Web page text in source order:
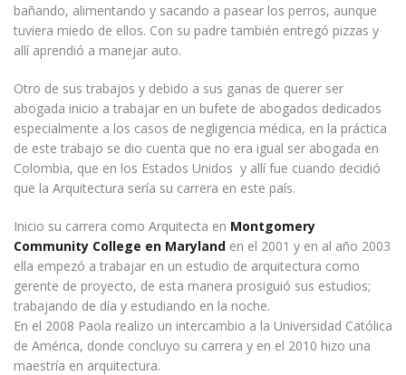
bañando, alimentando y sacando a pasear los perros, aunque
tuviera miedo de ellos. Con su padre también entregó pizzas y
allí aprendió a manejar auto.
Otro de sus trabajos y debido a sus ganas de querer ser
abogada inicio a trabajar en un bufete de abogados dedicados
especialmente a los casos de negligencia médica, en la práctica
de este trabajo se dio cuenta que no era igual ser abogada en
Colombia, que en los Estados Unidos y allí fue cuando decidió
que la Arquitectura sería su carrera en este país.
Inicio su carrera como Arquitecta en Montgomery
Community College en Maryland en el 2001 y en al año 2003
ella empezó a trabajar en un estudio de arquitectura como
gerente de proyecto, de esta manera prosiguió sus estudios;
trabajando de día y estudiando en la noche.
En el 2008 Paola realizo un intercambio a la Universidad Católica
de América, donde concluyo su carrera y en el 2010 hizo una
maestría en arquitectura.